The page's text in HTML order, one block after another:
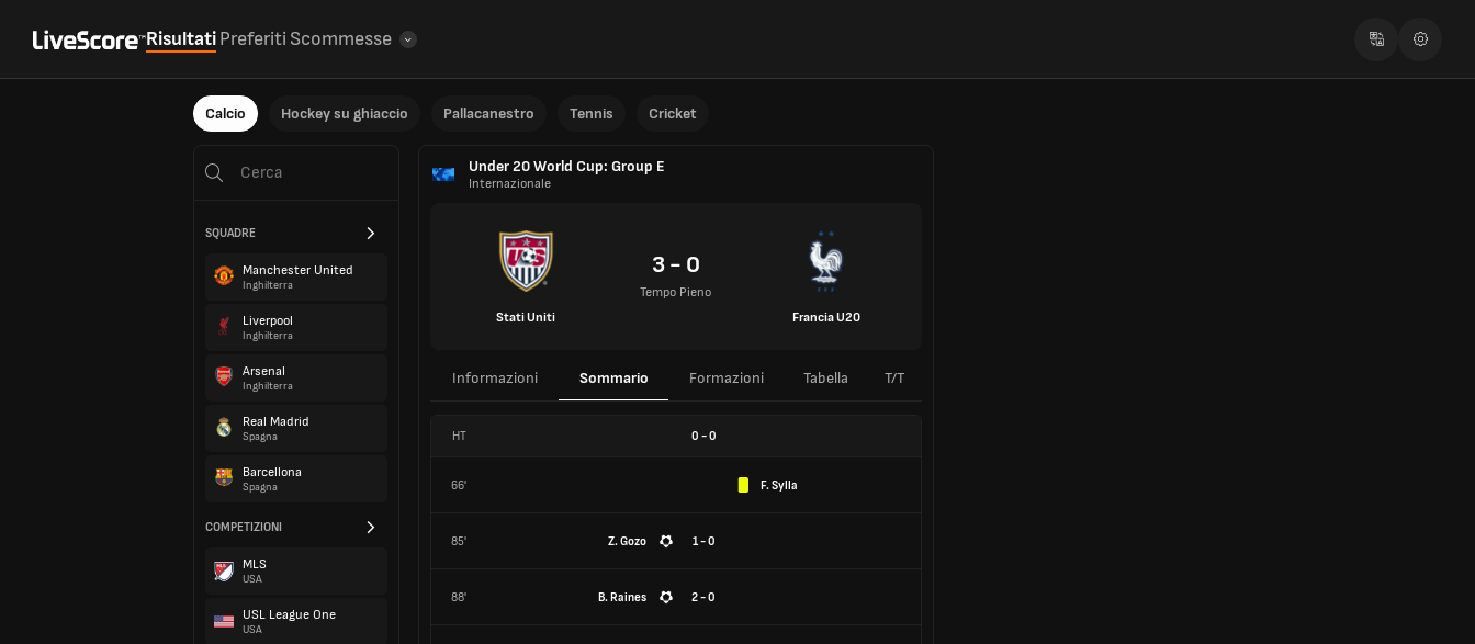
RisultatiPreferiti Scommesse
Calcio Hockey su ghiaccio Pallacanestro Tennis Cricket
SQUADRE
Manchester United
Inghilterra
Liverpool
Inghilterra
Arsenal
Inghilterra
Real Madrid
Spagna
Barcellona
Spagna
COMPETIZIONI
MLS
USA
USL League One
USA
Under 20 World Cup: Group E
Internazionale
Stati Uniti
3 - 0
Tempo Pieno
Francia U20
Informazioni Sommario Formazioni Tabella T/T
HT 0 -0
66' F. Sylla
85' Z. Gozo 1 - 0
88' B. Raines 2 - 0